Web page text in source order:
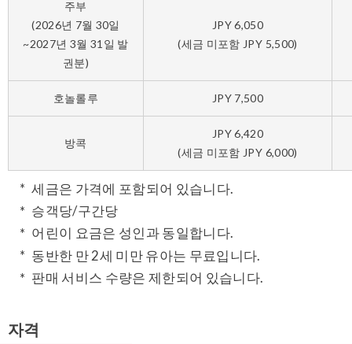
주부
(2026년 7월 30일
~2027년 3월 31일 발
권분)
JPY 6,050
(세금 미포함 JPY 5,500)
호놀롤루 JPY 7,500
방콕
JPY 6,420
(세금 미포함 JPY 6,000)
세금은 가격에 포함되어 있습니다.
승객당/구간당
어린이 요금은 성인과 동일합니다.
동반한 만 2세 미만 유아는 무료입니다.
판매 서비스 수량은 제한되어 있습니다.
자격